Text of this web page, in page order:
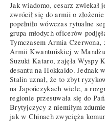
Jak wiadomo, cesarz zwlekał
zwrócił się do armii o
popełniło wówczas rytualne
grupa młodych oficerów
Tymczasem Armia Czerwona,
Armii Kwantuńskiej w
Suzuki Kataro, zajęła Wyspy
desantu na Hokkaido. Jednak
Stalin uznał, że to zbyt
na Japończykach wiele, a
regionie przesuwała się do
Brytyjczycy z niemiłym
jak w Chinach zwycięża